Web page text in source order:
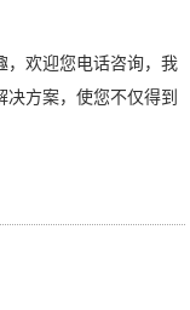
，欢迎您电话咨询，我
方案，使您不仅得到